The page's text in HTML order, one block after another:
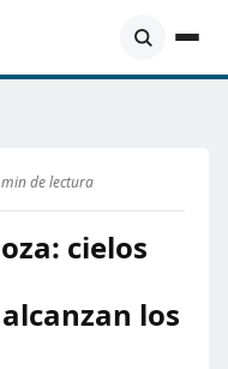
min de lectura
cielos
los